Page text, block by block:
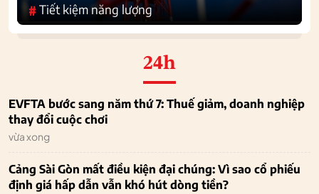
#Tiết kiệm năng lượng
24h
EVFTA bước sang năm thứ 7: Thuế giảm, doanh nghiệp
thay đổi cuộc chơi
vừa xong
Cảng Sài Gòn mất điều kiện đại chúng: Vì sao cổ phiếu
định giá hấp dẫn vẫn khó hút dòng tiền?